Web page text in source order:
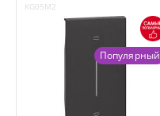
KG05M2
Популярный